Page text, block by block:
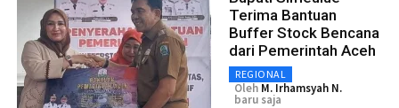
Terima Bantuan
Buffer Stock Bencana
dari Pemerintah Aceh
REGIONAL
Oleh M. Irhamsyah N.
baru saja